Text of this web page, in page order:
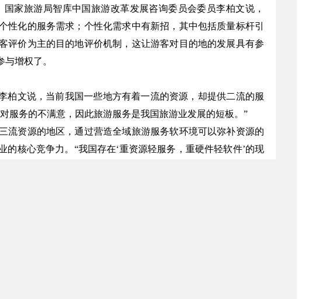
家旅游局智库中国旅游改革发展咨询委员会委员李柏文说，
性化的服务需求；个性化需求中有新招，其中包括质量标杆引
评价为主的目的地评价机制，这让游客对目的地的发展具有参
增权了。
柏文说，当前我国一些地方有着一流的资源，却提供二流的服
服务的不满意，因此旅游服务是我国旅游业发展的短板。”
流资源的地区，通过营造全域旅游服务软环境可以弥补资源的
核心竞争力。“我国存在‘重资源轻服务，重硬件轻软件’的现